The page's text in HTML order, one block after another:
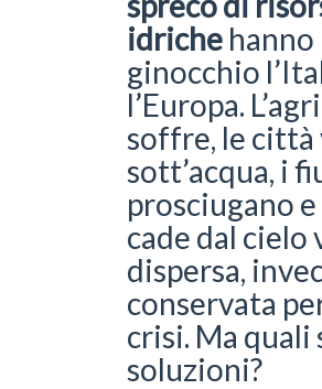
idriche hanno
ginocchio
l’Europa.
soffre, le città
sott’acqua, i
prosciugano e
cade dal cielo
dispersa,
conservata
crisi. Ma quali
soluzioni?